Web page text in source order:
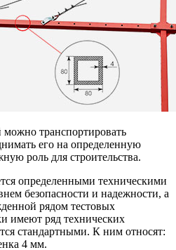
транспортировать
его на определенную
роль для строительства.
определенными техническими
безопасности и надежности, а
рядом тестовых
имеют ряд технических
стандартными. К ним относят:
4 мм.